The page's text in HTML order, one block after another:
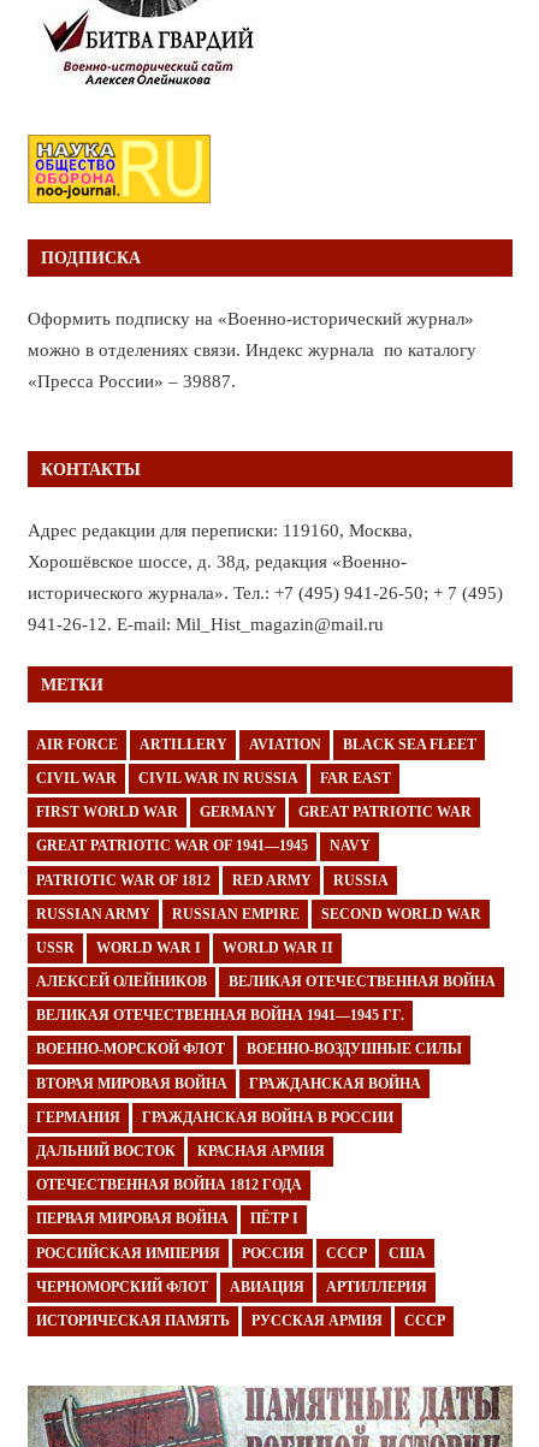
ПОДПИСКА
Оформить подписку на «Военно-исторический журнал»
можно в отделениях связи. Индекс журнала по каталогу
«Пресса России» – 39887.
КОНТАКТЫ
Адрес редакции для переписки: 119160, Москва,
Хорошёвское шоссе, д. 38д, редакция «Военно-
исторического журнала». Тел.: +7 (495) 941-26-50; + 7 (495)
941-26-12. E-mail: Mil_Hist_magazin@mail.ru
МЕТКИ
AIR FORCE ARTILLERY AVIATION BLACK SEA FLEET
CIVIL WAR CIVIL WAR IN RUSSIA FAR EAST
FIRST WORLD WAR GERMANY GREAT PATRIOTIC WAR
GREAT PATRIOTIC WAR OF 1941—1945 NAVY
PATRIOTIC WAR OF 1812 RED ARMY RUSSIA
RUSSIAN ARMY RUSSIAN EMPIRE SECOND WORLD WAR
USSR WORLD WAR I WORLD WAR II
АЛЕКСЕЙ ОЛЕЙНИКОВ ВЕЛИКАЯ ОТЕЧЕСТВЕННАЯ ВОЙНА
ВЕЛИКАЯ ОТЕЧЕСТВЕННАЯ ВОЙНА 1941—1945 ГГ.
ВОЕННО-МОРСКОЙ ФЛОТ ВОЕННО-ВОЗДУШНЫЕ СИЛЫ
ВТОРАЯ МИРОВАЯ ВОЙНА ГРАЖДАНСКАЯ ВОЙНА
ГЕРМАНИЯ ГРАЖДАНСКАЯ ВОЙНА В РОССИИ
ДАЛЬНИЙ ВОСТОК КРАСНАЯ АРМИЯ
ОТЕЧЕСТВЕННАЯ ВОЙНА 1812 ГОДА
ПЕРВАЯ МИРОВАЯ ВОЙНА ПЁТР I
РОССИЙСКАЯ ИМПЕРИЯ РОССИЯ СССР США
ЧЕРНОМОРСКИЙ ФЛОТ АВИАЦИЯ АРТИЛЛЕРИЯ
ИСТОРИЧЕСКАЯ ПАМЯТЬ РУССКАЯ АРМИЯ СССР